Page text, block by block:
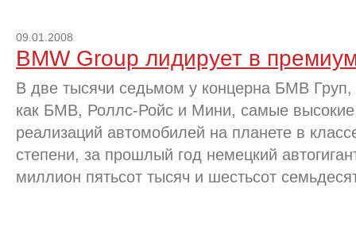
09.01.2008
BMW Group лидирует в
В две тысячи седьмом у концерна БМВ Груп,
как БМВ, Роллс-Ройс и Мини, самые высокие
реализаций автомобилей на планете в
степени, за прошлый год немецкий
миллион пятьсот тысяч и шестьсот